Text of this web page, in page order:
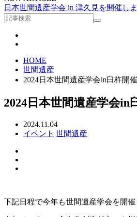
日本世間遺産学会 in 津久見を開催しま
HOME
世間遺産
2024日本世間遺産学会in臼杵開
2024日本世間遺産学会in
2024.11.04
イベント 世間遺産
下記日程で今年も世間遺産学会を開催